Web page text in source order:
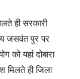
ही सरकारी
जसवंत पुर पर
को यहां दोबारा
मिलते ही जिला